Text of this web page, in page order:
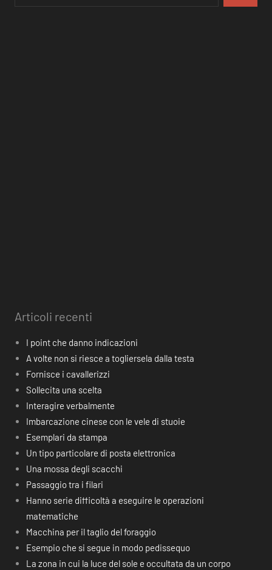
Articoli recenti
I point che danno indicazioni
A volte non si riesce a togliersela dalla testa
Fornisce i cavallerizzi
Sollecita una scelta
Interagire verbalmente
Imbarcazione cinese con le vele di stuoie
Esemplari da stampa
Un tipo particolare di posta elettronica
Una mossa degli scacchi
Passaggio tra i filari
Hanno serie difficoltà a eseguire le operazioni
matematiche
Macchina per il taglio del foraggio
Esempio che si segue in modo pedissequo
La zona in cui la luce del sole e occultata da un corpo